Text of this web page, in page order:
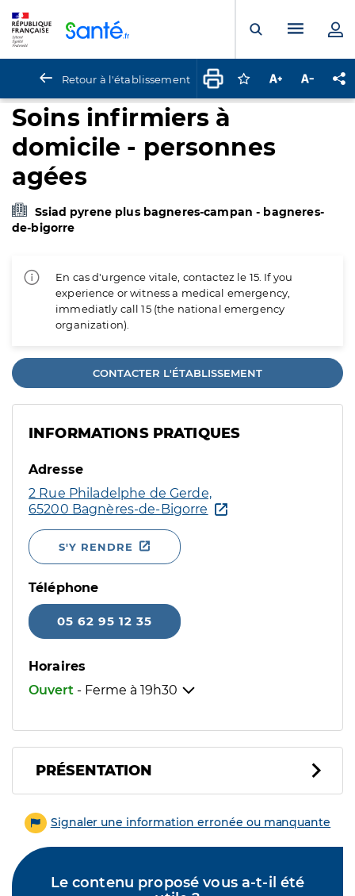
Ouvrir laMenu
Retour à l'établissement Connectez-vous
Augmenter la
Soins infirmiers à
domicile - personnes
agées
Ssiad pyrene plus bagneres-campan - bagneres-
de-bigorre
En cas d'urgence vitale, contactez le 15. If you
experience or witness a medical emergency,
immediatly call 15 (the national emergency
organization).
CONTACTER L'ÉTABLISSEMENT
INFORMATIONS PRATIQUES
Adresse
2 Rue Philadelphe de Gerde,
65200 Bagnères-de-Bigorre
S'Y RENDRE
Téléphone
05 62 95 12 35
Horaires
Ouvert - Ferme à 19h30
PRÉSENTATION
Signaler une information erronée ou manquante
Le contenu proposé vous a-t-il été